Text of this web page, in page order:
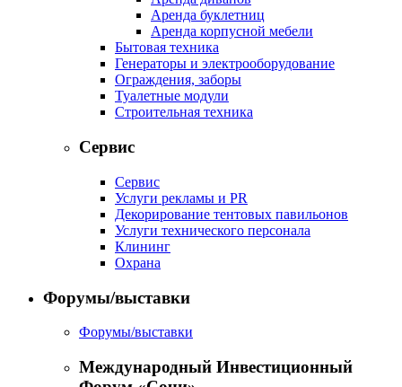
Аренда буклетниц
Аренда корпусной мебели
Бытовая техника
Генераторы и электрооборудование
Ограждения, заборы
Туалетные модули
Строительная техника
Сервис
Сервис
Услуги рекламы и PR
Декорирование тентовых павильонов
Услуги технического персонала
Клининг
Охрана
Форумы/выставки
Форумы/выставки
Международный Инвестиционный